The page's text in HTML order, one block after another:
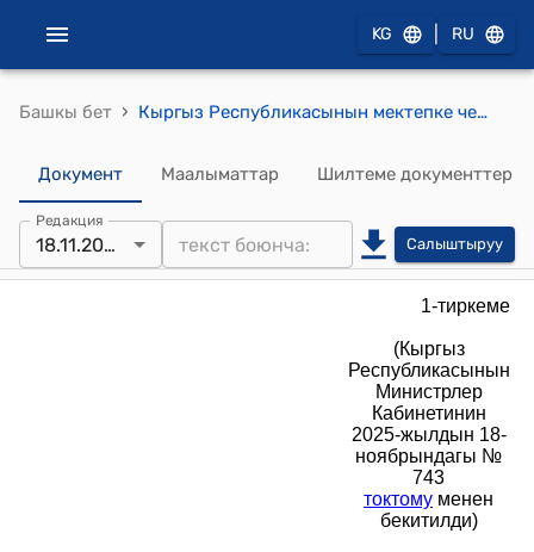
KG RU
Башкы бет › Кыргыз Республикасынын мектепке чейинки билим берүү уюмдарынын кызмат көрсөтүүлөрүн айына бир балага/топко эсептелген каржылоонун типтүү ченемдери (Кыргыз Республикасынын Министрлер Кабинетинин 2025-жылдын 18-ноябрындагы № 743 токтому менен бекитилди)
Документ Маалыматтар Шилтеме документтер
Редакция
18.11.2025 Салыштыруу